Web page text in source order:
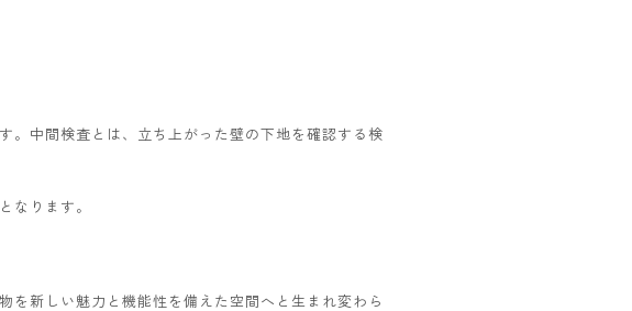
。中間検査とは、立ち上がった壁の下地を確認する検
なります。
を新しい魅力と機能性を備えた空間へと生まれ変わら